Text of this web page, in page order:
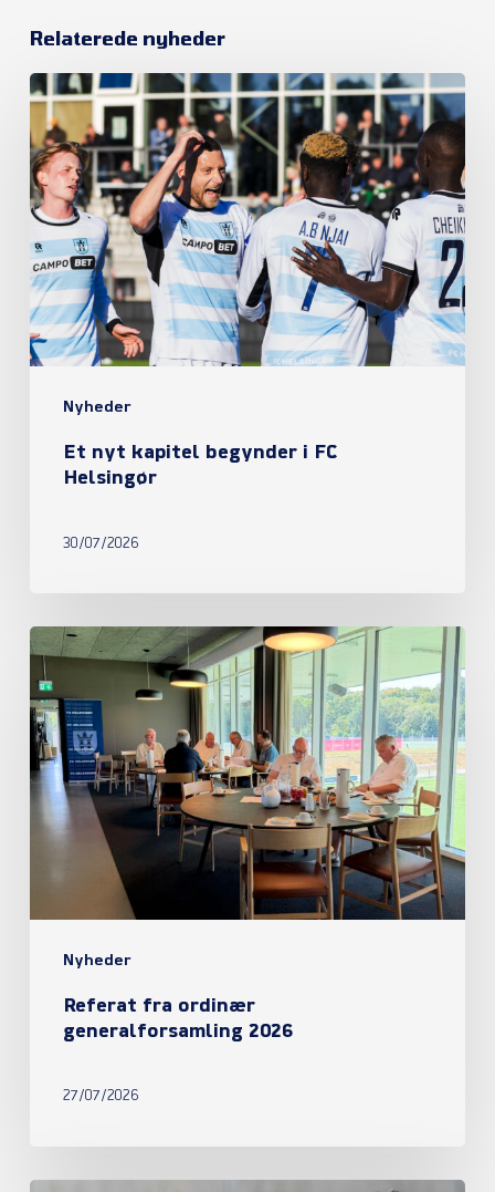
Relaterede nyheder
Nyheder
Et
nyt
kapitel
begynder
FC
Helsingør
Et nyt kapitel begynder i FC
Helsingør
30/07/2026
Nyheder
Referat
fra
ordinær
generalforsamling
2026
Referat fra ordinær
generalforsamling 2026
27/07/2026